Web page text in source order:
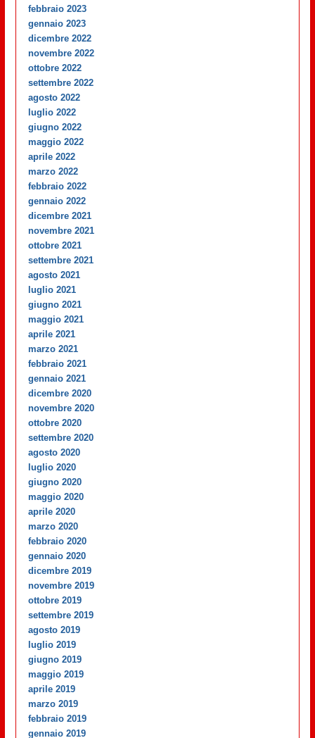
febbraio 2023
gennaio 2023
dicembre 2022
novembre 2022
ottobre 2022
settembre 2022
agosto 2022
luglio 2022
giugno 2022
maggio 2022
aprile 2022
marzo 2022
febbraio 2022
gennaio 2022
dicembre 2021
novembre 2021
ottobre 2021
settembre 2021
agosto 2021
luglio 2021
giugno 2021
maggio 2021
aprile 2021
marzo 2021
febbraio 2021
gennaio 2021
dicembre 2020
novembre 2020
ottobre 2020
settembre 2020
agosto 2020
luglio 2020
giugno 2020
maggio 2020
aprile 2020
marzo 2020
febbraio 2020
gennaio 2020
dicembre 2019
novembre 2019
ottobre 2019
settembre 2019
agosto 2019
luglio 2019
giugno 2019
maggio 2019
aprile 2019
marzo 2019
febbraio 2019
gennaio 2019